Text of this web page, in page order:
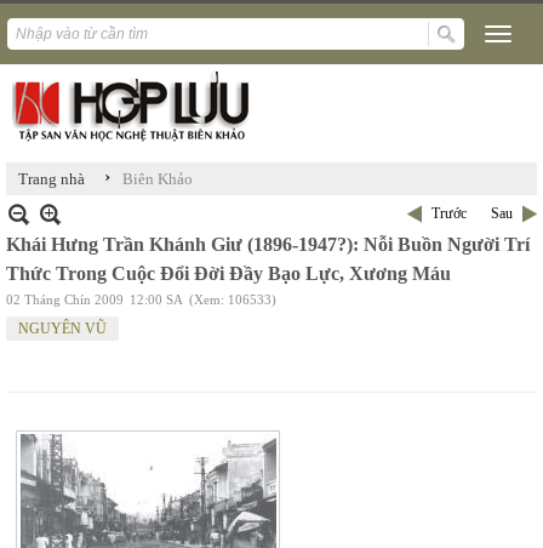
Trang nhà › Biên Khảo
Trước Sau
Khái Hưng Trần Khánh Giư (1896-1947?): Nỗi Buồn Người Trí
Thức Trong Cuộc Đổi Đời Đầy Bạo Lực, Xương Máu
02 Tháng Chín 2009 12:00 SA (Xem: 106533)
NGUYÊN VŨ